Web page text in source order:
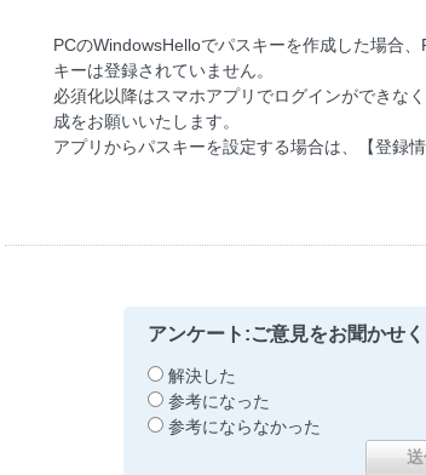
PCのWindowsHelloでパスキーを作成した場合
キーは登録されていません。
必須化以降はスマホアプリでログインができな
成をお願いいたします。
アプリからパスキーを設定する場合は、【登録
アンケート:ご意見をお聞かせ
解決した
参考になった
参考にならなかった